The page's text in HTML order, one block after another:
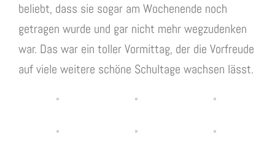
beliebt, dass sie sogar am Wochenende noch
getragen wurde und gar nicht mehr wegzudenken
war. Das war ein toller Vormittag, der die Vorfreude
auf viele weitere schöne Schultage wachsen lässt.